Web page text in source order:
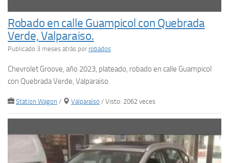
Robado en calle Guampicol con Quebrada
Verde, Valparaiso.
Publicado 3 meses atrás por robados
Chevrolet Groove, año 2023, plateado, robado en calle Guampicol
con Quebrada Verde, Valparaiso.
Station Wagon / Valparaíso / Visto: 2062 veces